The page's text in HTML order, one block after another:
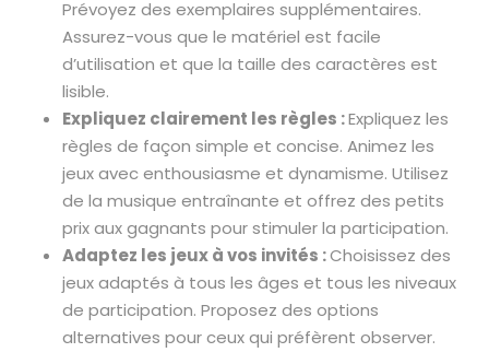
Prévoyez des exemplaires supplémentaires.
Assurez-vous que le matériel est facile
d’utilisation et que la taille des caractères est
lisible.
Expliquez clairement les règles :Expliquez les
règles de façon simple et concise. Animez les
jeux avec enthousiasme et dynamisme. Utilisez
de la musique entraînante et offrez des petits
prix aux gagnants pour stimuler la participation.
Adaptez les jeux à vos invités :Choisissez des
jeux adaptés à tous les âges et tous les niveaux
de participation. Proposez des options
alternatives pour ceux qui préfèrent observer.